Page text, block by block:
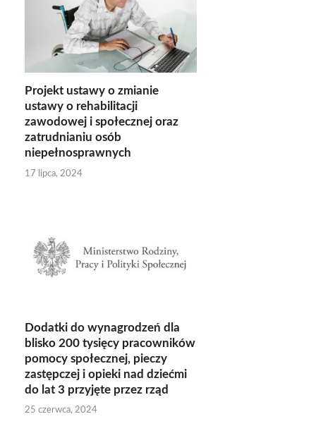
Projekt ustawy o zmianie
ustawy o rehabilitacji
zawodowej i społecznej oraz
zatrudnianiu osób
niepełnosprawnych
17 lipca, 2024
Dodatki do wynagrodzeń dla
blisko 200 tysięcy pracowników
pomocy społecznej, pieczy
zastępczej i opieki nad dziećmi
do lat 3 przyjęte przez rząd
25 czerwca, 2024